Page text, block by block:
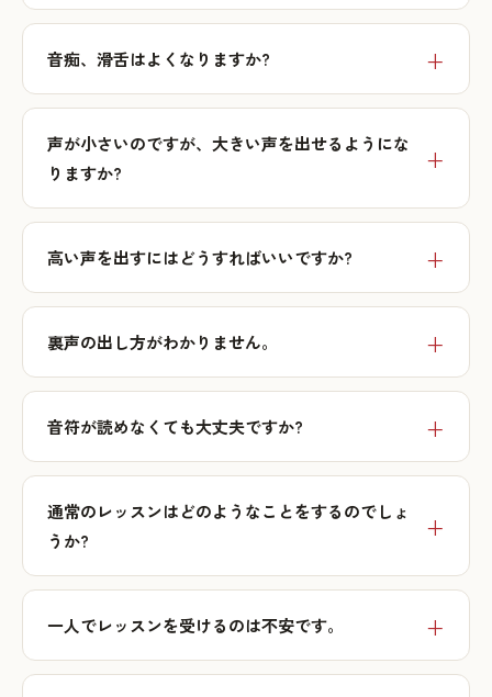
音痴、滑舌はよくなりますか?
声が小さいのですが、大きい声を出せるようにな
りますか?
高い声を出すにはどうすればいいですか?
裏声の出し方がわかりません。
音符が読めなくても大丈夫ですか?
通常のレッスンはどのようなことをするのでしょ
うか?
一人でレッスンを受けるのは不安です。